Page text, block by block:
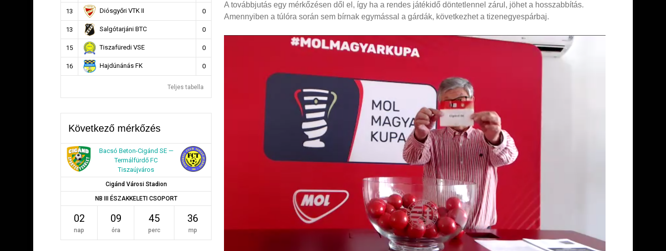
A továbbjutás egy mérkőzésen dől el, így ha a rendes játékidő döntetlennel zárul, jöhet a hosszabbítás.
Amennyiben a túlóra során sem bírnak egymással a gárdák, következhet a tizenegyespárbaj.
13 Diósgyőri VTK II 0
13 Salgótarjáni BTC 0
15 Tiszafüredi VSE 0
16 Hajdúnánás FK 0
Teljes tabella
Következő mérkőzés
Bacsó Beton-Cigánd SE —
Termálfürdő FC
Tiszaújváros
Cigánd Városi Stadion
NB III ÉSZAKKELETI CSOPORT
02
nap
09
óra
45
perc
36
mp